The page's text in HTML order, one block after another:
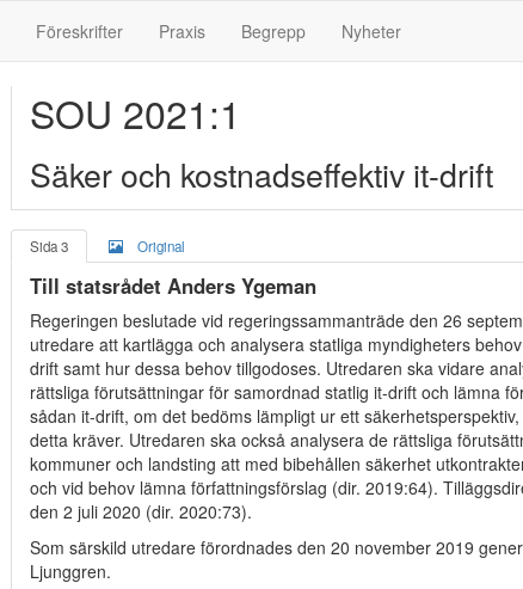
Föreskrifter Praxis Begrepp Nyheter
SOU 2021:1
Säker och kostnadseffektiv it-drift
Sida 3 Original
Till statsrådet Anders Ygeman
Regeringen beslutade vid regeringssammanträde den 26
utredare att kartlägga och analysera statliga myndigheters
drift samt hur dessa behov tillgodoses. Utredaren ska vidare
rättsliga förutsättningar för samordnad statlig it-drift och lämna
sådan it-drift, om det bedöms lämpligt ur ett
detta kräver. Utredaren ska också analysera de rättsliga
kommuner och landsting att med bibehållen säkerhet
och vid behov lämna författningsförslag (dir. 2019:64).
den 2 juli 2020 (dir. 2020:73).
Som särskild utredare förordnades den 20 november 2019
Ljunggren.